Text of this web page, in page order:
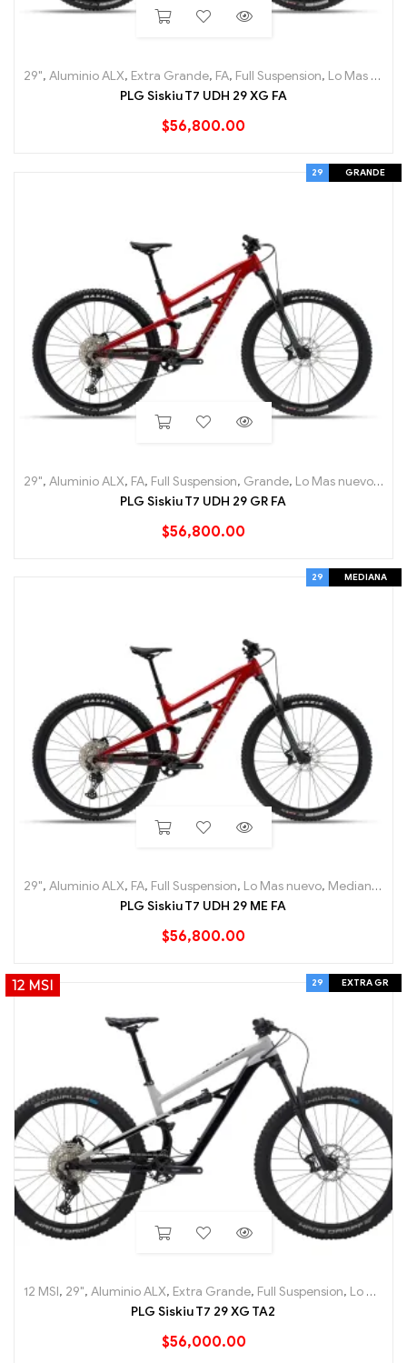
29", Aluminio ALX, Extra Grande, FA, Full Suspension, Lo Mas nuevo
PLG Siskiu T7 UDH 29 XG FA
$56,800.00
29 GRANDE
29", Aluminio ALX, FA, Full Suspension, Grande, Lo Mas nuevo,
PLG Siskiu T7 UDH 29 GR FA
$56,800.00
29 MEDIANA
29", Aluminio ALX, FA, Full Suspension, Lo Mas nuevo, Mediana ,
PLG Siskiu T7 UDH 29 ME FA
$56,800.00
12 MSI 29 EXTRA GR
12 MSI, 29", Aluminio ALX, Extra Grande, Full Suspension, Lo Mas nuevo
PLG Siskiu T7 29 XG TA2
$56,000.00